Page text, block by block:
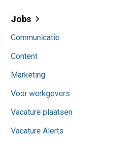
Jobs
Communicatie
Content
Marketing
Voor werkgevers
Vacature plaatsen
Vacature Alerts